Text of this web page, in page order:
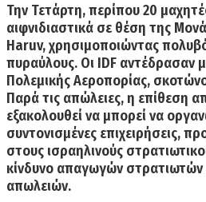
Την Τετάρτη, περίπου 20
αιφνιδιαστικά σε θέση της
Haruv, χρησιμοποιώντας
πυραύλους. Οι IDF αντέδρασαν
Πολεμικής Αεροπορίας,
Παρά τις απώλειες, η επίθεση
εξακολουθεί να μπορεί να
συντονισμένες επιχειρήσεις,
στους ισραηλινούς
κίνδυνο απαγωγών στρατιωτών
απωλειών.